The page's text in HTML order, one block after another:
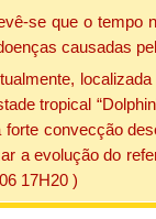
se que o
causadas
tropical
convecção
a evolução do
17H20 )